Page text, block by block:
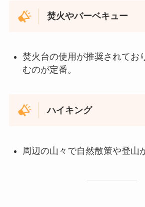
焚火やバーベキュー
焚火台の使用が推奨されてお
むのが定番。
ハイキング
周辺の山々で自然散策や登山